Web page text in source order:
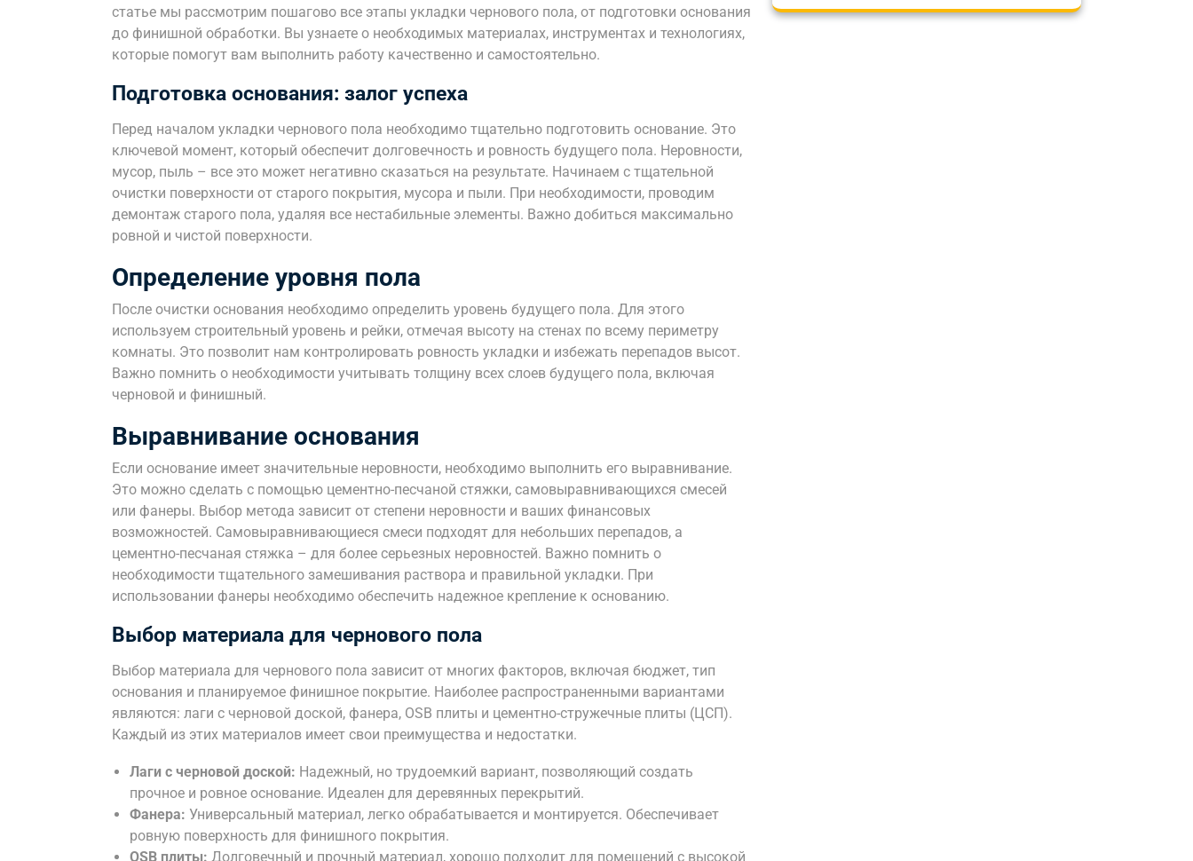
статье мы рассмотрим пошагово все этапы укладки чернового пола, от подготовки основания
до финишной обработки. Вы узнаете о необходимых материалах, инструментах и технологиях,
которые помогут вам выполнить работу качественно и самостоятельно.
Подготовка основания: залог успеха
Перед началом укладки чернового пола необходимо тщательно подготовить основание. Это
ключевой момент, который обеспечит долговечность и ровность будущего пола. Неровности,
мусор, пыль – все это может негативно сказаться на результате. Начинаем с тщательной
очистки поверхности от старого покрытия, мусора и пыли. При необходимости, проводим
демонтаж старого пола, удаляя все нестабильные элементы. Важно добиться максимально
ровной и чистой поверхности.
Определение уровня пола
После очистки основания необходимо определить уровень будущего пола. Для этого
используем строительный уровень и рейки, отмечая высоту на стенах по всему периметру
комнаты. Это позволит нам контролировать ровность укладки и избежать перепадов высот.
Важно помнить о необходимости учитывать толщину всех слоев будущего пола, включая
черновой и финишный.
Выравнивание основания
Если основание имеет значительные неровности, необходимо выполнить его выравнивание.
Это можно сделать с помощью цементно-песчаной стяжки, самовыравнивающихся смесей
или фанеры. Выбор метода зависит от степени неровности и ваших финансовых
возможностей. Самовыравнивающиеся смеси подходят для небольших перепадов, а
цементно-песчаная стяжка – для более серьезных неровностей. Важно помнить о
необходимости тщательного замешивания раствора и правильной укладки. При
использовании фанеры необходимо обеспечить надежное крепление к основанию.
Выбор материала для чернового пола
Выбор материала для чернового пола зависит от многих факторов, включая бюджет, тип
основания и планируемое финишное покрытие. Наиболее распространенными вариантами
являются: лаги с черновой доской, фанера, OSB плиты и цементно-стружечные плиты (ЦСП).
Каждый из этих материалов имеет свои преимущества и недостатки.
Лаги с черновой доской: Надежный, но трудоемкий вариант, позволяющий создать
прочное и ровное основание. Идеален для деревянных перекрытий.
Фанера: Универсальный материал, легко обрабатывается и монтируется. Обеспечивает
ровную поверхность для финишного покрытия.
OSB плиты: Долговечный и прочный материал, хорошо подходит для помещений с высокой